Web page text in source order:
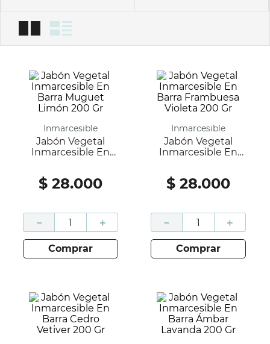
Inmarcesible
Jabón Vegetal
Inmarcesible En
Limón 200 Gr
$ 28.000
＋
－
comprar
Inmarcesible
Jabón Vegetal
Inmarcesible En
Violeta 200 Gr
$ 28.000
＋
－
comprar